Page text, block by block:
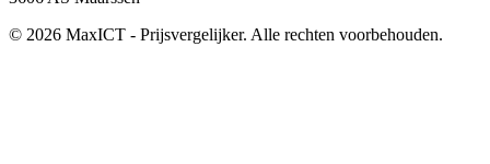
© 2026 MaxICT - Prijsvergelijker. Alle rechten voorbehouden.